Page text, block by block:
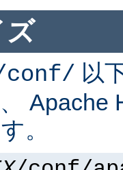
ズ
以
Apache
。